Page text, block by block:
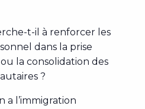
t-il à renforcer les
dans la prise
la consolidation des
?
a l’immigration